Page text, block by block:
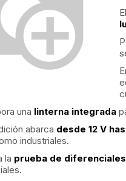
una linterna integrada
abarca desde 12 V
industriales.
la prueba de